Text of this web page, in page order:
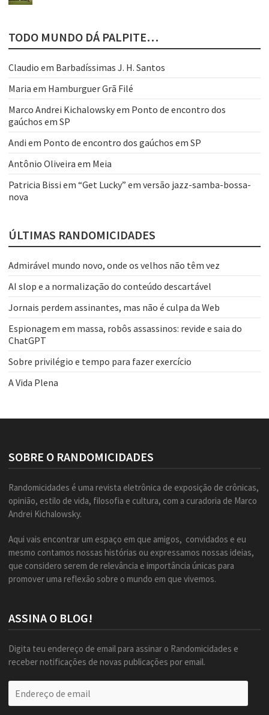
TODO MUNDO DÁ PALPITE…
Claudio em Barbadíssimas J. H. Santos
Maria em Hamburguer Grã Filé
Marco Andrei Kichalowskyem Ponto de encontro dos
gaúchos em SP
Andi em Ponto de encontro dos gaúchos em SP
Antônio Oliveira em Meia
Patricia Bissi em “Get Lucky” em versão jazz-samba-bossa-
nova
ÚLTIMAS RANDOMICIDADES
Admirável mundo novo, onde os velhos não têm vez
AI slop e a normalização do conteúdo descartável
Jornais perdem assinantes, mas não é culpa da Web
Espionagem em massa, robôs assassinos: revide e saia do
ChatGPT
Sobre privilégio e tempo para fazer exercício
A Vida Plena
SOBRE O RANDOMICIDADES
Randomicidades é uma revista eletrônica de exposição de crônicas,
opinião, estilo de vida, filosofia e cultura, com a curadoria de Marco
Andrei Kichalowsky.
Aqui vais encontrar um espaço em que amigos, convidados e eu
mesmo contamos nossas histórias ou expressamos nossas ideias,
que considero serem de relevância e importância únicas para
promover uma reflexão sobre o mundo em que vivemos.
ASSINA O BLOG!
Digita teu endereço de email para assinar o Randomicidades e
receber notificações de novas publicações por email.
de